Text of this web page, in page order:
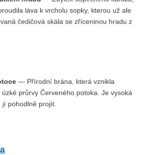
láva k vrcholu sopky, kterou už ale
čedičová skála se zříceninou hradu z
— Přírodní brána, která vznikla
průrvy Červeného potoka. Je vysoká
pohodlně projít.